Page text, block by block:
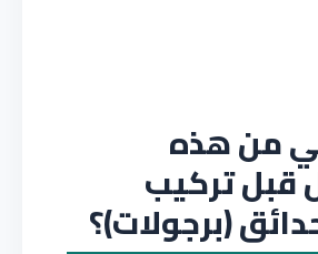
من هذه
قبل تركيب
(برجولات)؟